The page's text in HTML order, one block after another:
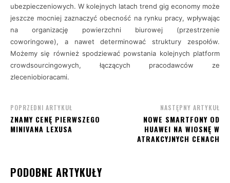
ubezpieczeniowych. W kolejnych latach trend gig economy może
jeszcze mocniej zaznaczyć obecność na rynku pracy, wpływając
na organizację powierzchni biurowej (przestrzenie
coworingowe), a nawet determinować struktury zespołów.
Możemy się również spodziewać powstania kolejnych platform
crowdsourcingowych, łączących pracodawców ze
zleceniobioracami.
POPRZEDNI ARTYKUŁ
ZNAMY CENĘ PIERWSZEGO
MINIVANA LEXUSA
NASTĘPNY ARTYKUŁ
NOWE SMARTFONY OD
HUAWEI NA WIOSNĘ W
ATRAKCYJNYCH CENACH
PODOBNE ARTYKUŁY